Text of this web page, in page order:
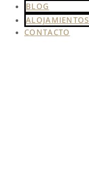
BLOG
ALOJAMIENTOS
CONTACTO